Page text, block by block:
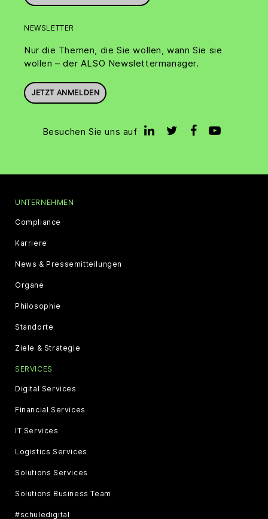
NEWSLETTER
Nur die Themen, die Sie wollen, wann Sie sie
wollen – der ALSO Newslettermanager.
JETZT ANMELDEN
Besuchen Sie uns auf
UNTERNEHMEN
Compliance
Karriere
News & Pressemitteilungen
Organe
Philosophie
Standorte
Ziele & Strategie
SERVICES
Digital Services
Financial Services
IT Services
Logistics Services
Solutions Services
Solutions Business Team
#schuledigital